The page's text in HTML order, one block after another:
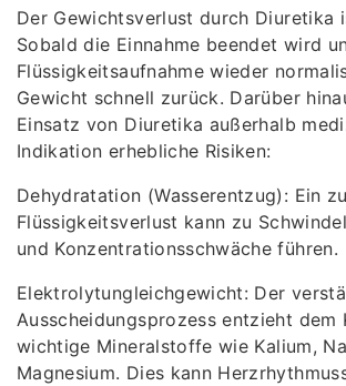
Der Gewichtsverlust durch Diuretika
Sobald die Einnahme beendet wird
Flüssigkeitsaufnahme wieder
Gewicht schnell zurück. Darüber
Einsatz von Diuretika außerhalb
Indikation erhebliche Risiken:
Dehydratation (Wasserentzug): Ein
Flüssigkeitsverlust kann zu
und Konzentrationsschwäche führen.
Elektrolytungleichgewicht: Der
Ausscheidungsprozess entzieht dem
wichtige Mineralstoffe wie Kalium,
Magnesium. Dies kann